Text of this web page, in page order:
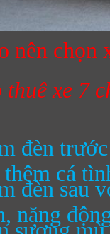
nên chọn
thuê xe 7
đèn
thêm cá
đèn sau
năng